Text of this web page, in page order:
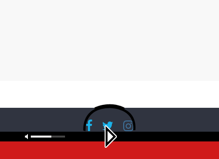
Copyright © 2026RadioBanglaNet. All rights reserved.